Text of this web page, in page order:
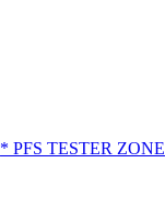
* PFS TESTER ZONE